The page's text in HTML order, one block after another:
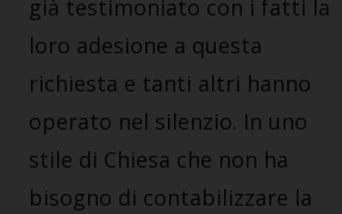
già testimoniato con i fatti la
loro adesione a questa
richiesta e tanti altri hanno
operato nel silenzio. In uno
stile di Chiesa che non ha
bisogno di contabilizzare la